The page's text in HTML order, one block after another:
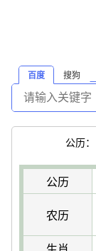
百度 搜狗
公历：
公历
农历